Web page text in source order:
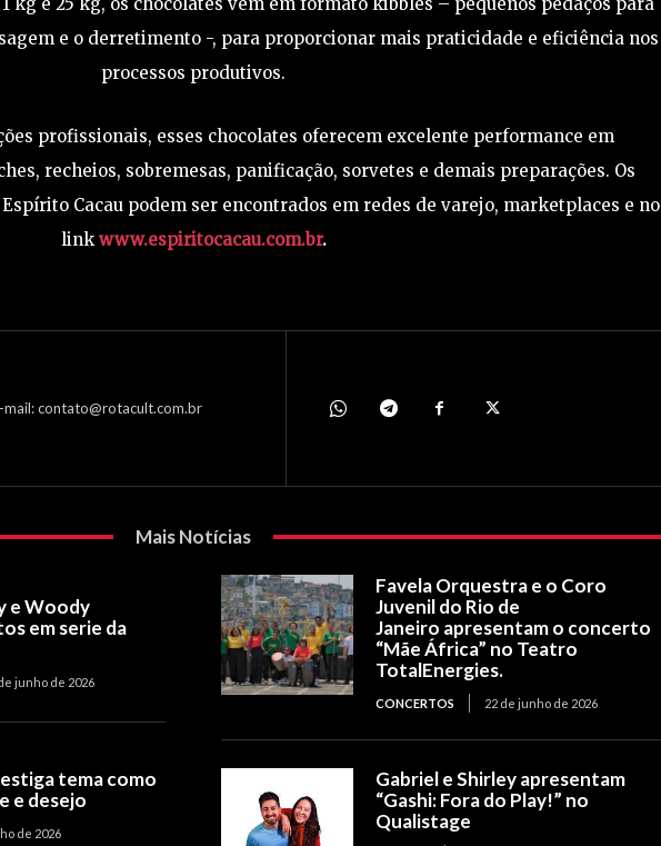
kg e 25 kg, os chocolates vêm em formato kibbles – pequenos pedaços para
e o derretimento -, para proporcionar mais praticidade e eficiência nos
processos produtivos.
profissionais, esses chocolates oferecem excelente performance em
recheios, sobremesas, panificação, sorvetes e demais preparações. Os
Cacau podem ser encontrados em redes de varejo, marketplaces e no
link www.espiritocacau.com.br.
mail: contato@rotacult.com.br
Mais Notícias
e Woody
em serie da
junho de 2026
Favela Orquestra e o Coro
Juvenil do Rio de
Janeiro apresentam o concerto
“Mãe África” no Teatro
TotalEnergies.
CONCERTOS 22 de junho de 2026
tema como
e desejo
de 2026
Gabriel e Shirley apresentam
“Gashi: Fora do Play!” no
Qualistage